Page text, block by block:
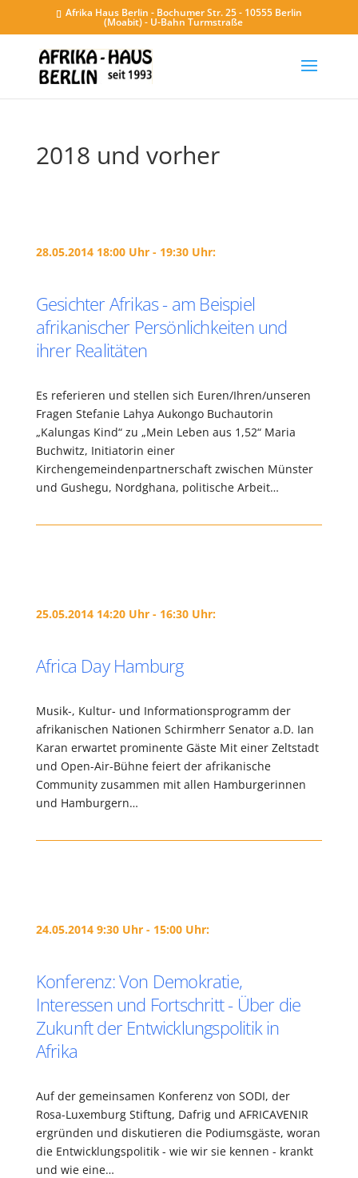
Afrika Haus Berlin - Bochumer Str. 25 - 10555 Berlin
(Moabit) - U-Bahn Turmstraße
2018 und vorher
28.05.2014 18:00 Uhr - 19:30 Uhr:
Gesichter Afrikas - am Beispiel
afrikanischer Persönlichkeiten und
ihrer Realitäten
Es referieren und stellen sich Euren/Ihren/unseren
Fragen Stefanie Lahya Aukongo Buchautorin
„Kalungas Kind“ zu „Mein Leben aus 1,52“ Maria
Buchwitz, Initiatorin einer
Kirchengemeindenpartnerschaft zwischen Münster
und Gushegu, Nordghana, politische Arbeit…
25.05.2014 14:20 Uhr - 16:30 Uhr:
Africa Day Hamburg
Musik-, Kultur- und Informationsprogramm der
afrikanischen Nationen Schirmherr Senator a.D. Ian
Karan erwartet prominente Gäste Mit einer Zeltstadt
und Open-Air-Bühne feiert der afrikanische
Community zusammen mit allen Hamburgerinnen
und Hamburgern…
24.05.2014 9:30 Uhr - 15:00 Uhr:
Konferenz: Von Demokratie,
Interessen und Fortschritt - Über die
Zukunft der Entwicklungspolitik in
Afrika
Auf der gemeinsamen Konferenz von SODI, der
Rosa-Luxemburg Stiftung, Dafrig und AFRICAVENIR
ergründen und diskutieren die Podiumsgäste, woran
die Entwicklungspolitik - wie wir sie kennen - krankt
und wie eine…